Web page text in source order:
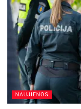
NAUJIENOS